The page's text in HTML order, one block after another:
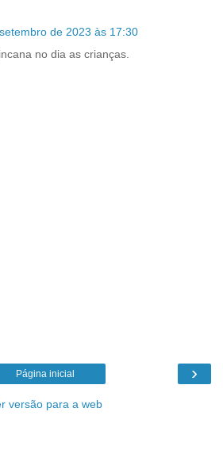
de 2023 às 17:30
no dia as crianças.
›
Página inicial
versão para a web